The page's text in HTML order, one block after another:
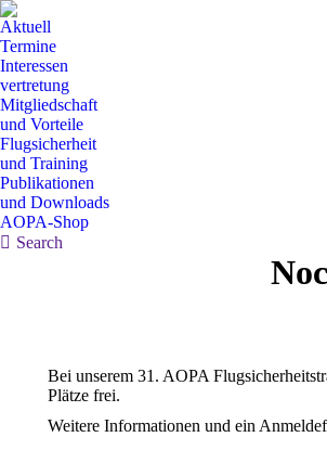
Aktuell
Termine
Interessen
vertretung
Mitgliedschaft
und Vorteile
Flugsicherheit
und Training
Publikationen
und Downloads
AOPA-Shop
Search:
Search
Bei unserem 31. AOPA
Plätze frei.
Weitere Informationen und ein